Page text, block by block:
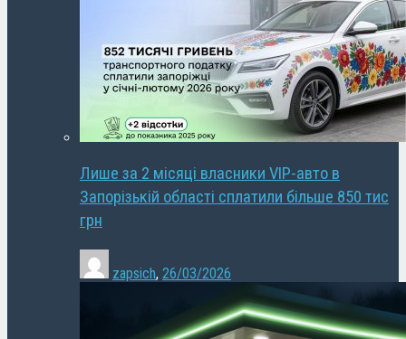
Лише за 2 місяці власники VIP-авто в
Запорізькій області сплатили більше 850 тис
грн
zapsich, 26/03/2026